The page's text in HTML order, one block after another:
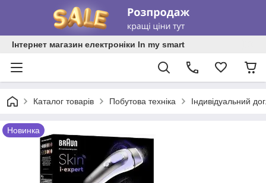
Інтернет магазин електроніки In my smart
Каталог товарів Побутова техніка Індивідуальний
Новинка